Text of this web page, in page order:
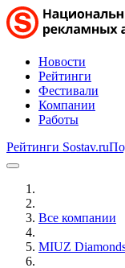
Новости
Рейтинги
Фестивали
Компании
Работы
Рейтинги Sostav.ru
Все компании
MIUZ